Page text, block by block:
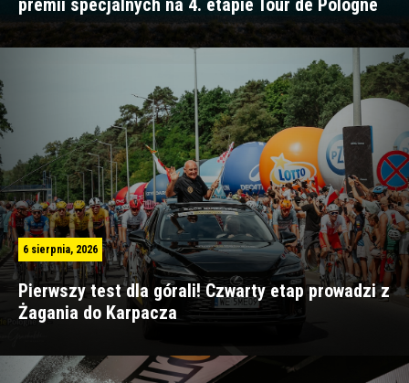
premii specjalnych na 4. etapie Tour de Pologne
6 sierpnia, 2026
Pierwszy test dla górali! Czwarty etap prowadzi z
Żagania do Karpacza